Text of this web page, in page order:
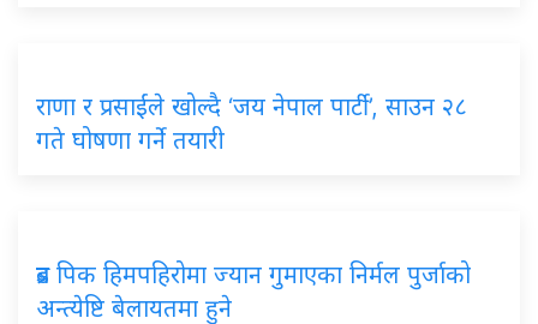
राणा र प्रसाईंले खोल्दै ‘जय नेपाल पार्टी’, साउन २८
गते घोषणा गर्ने तयारी
ब्रड पिक हिमपहिरोमा ज्यान गुमाएका निर्मल पुर्जाको
अन्त्येष्टि बेलायतमा हुने